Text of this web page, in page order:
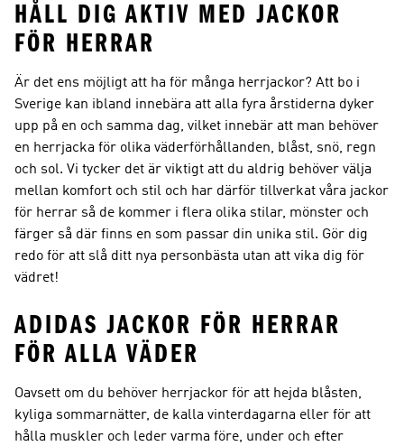
HÅLL DIG AKTIV MED JACKOR
FÖR HERRAR
Är det ens möjligt att ha för många herrjackor? Att bo i
Sverige kan ibland innebära att alla fyra årstiderna dyker
upp på en och samma dag, vilket innebär att man behöver
en herrjacka för olika väderförhållanden, blåst, snö, regn
och sol. Vi tycker det är viktigt att du aldrig behöver välja
mellan komfort och stil och har därför tillverkat våra jackor
för herrar så de kommer i flera olika stilar, mönster och
färger så där finns en som passar din unika stil. Gör dig
redo för att slå ditt nya personbästa utan att vika dig för
vädret!
ADIDAS JACKOR FÖR HERRAR
FÖR ALLA VÄDER
Oavsett om du behöver herrjackor för att hejda blåsten,
kyliga sommarnätter, de kalla vinterdagarna eller för att
hålla muskler och leder varma före, under och efter